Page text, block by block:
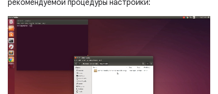
рекомендуемой процедуры настройки: